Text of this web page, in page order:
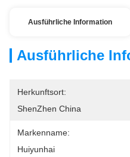
Ausführliche Information
Ausführliche
Herkunftsort:
ShenZhen China
Markenname:
Huiyunhai